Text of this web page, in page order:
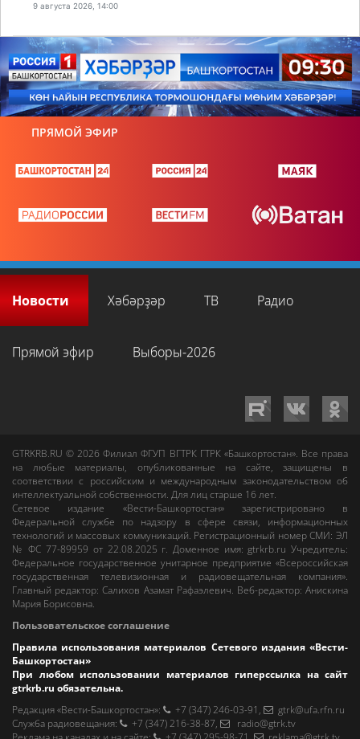
9 августа 2026, 14:00
ПРЯМОЙ ЭФИР
Новости Хәбәрҙәр ТВ Радио
Прямой эфир Выборы-2026
GTRKRB.RU © 2026Филиал ФГУП ВГТРК ГТРК «Башкортостан». Все права
на любые материалы, опубликованные на сайте, защищены в
соответствии с российским и международным законодательством об
интеллектуальной собственности. Для лиц старше 16 лет.
Сетевое издание «Вести-Башкортостан»зарегистрировано в
Федеральной службе по надзору в сфере связи, информационных
технологий и массовых коммуникаций. Регистрационный номер СМИ: ЭЛ
№ ФС 77-89959 от 22.08.2025 г. Доменное имя:gtrkrb.ru Учредитель:
Федеральное государственное унитарное предприятие «Всероссийская
государственная телевизионная и радиовещательная компания».
Главный редактор:Салихов Азамат Рафаэлевич. Веб-редактор:Анискина
Мария Борисовна.
Пользовательское соглашение
Правила использования материалов Сетевого издания «Вести-
Башкортостан»
При любом использовании материалов гиперссылка на сайт
gtrkrb.ru обязательна.
Редакция «Вести-Башкортостан»: +7 (347) 246-03-91 ,
gtrk@ufa.rfn.ru
Cлужба радиовещания: +7 (347) 216-38-87,
radio@gtrk.tv